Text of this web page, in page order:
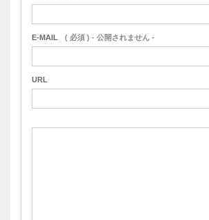
E-MAIL ( 必須 ) - 公開されません -
URL